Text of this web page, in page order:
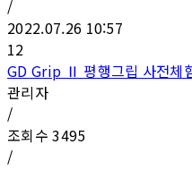
/
2022.07.26 10:57
12
GD Grip Ⅱ 평행그립 사전체
관리자
/
조회수3495
/